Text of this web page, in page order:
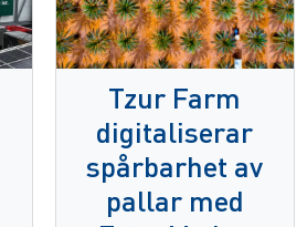
Tzur Farm
digitaliserar
spårbarhet av
pallar med